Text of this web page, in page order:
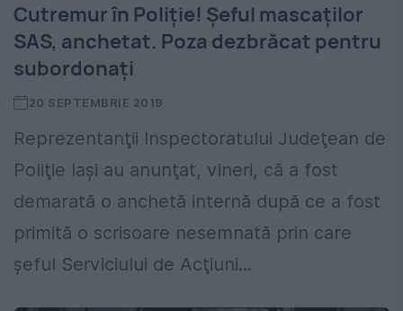
Cutremur în Poliție! Șeful mascaților
SAS, anchetat. Poza dezbrăcat pentru
subordonați
20 SEPTEMBRIE 2019
Reprezentanţii Inspectoratului Judeţean de
Poliţie Iaşi au anunţat, vineri, că a fost
demarată o anchetă internă după ce a fost
primită o scrisoare nesemnată prin care
şeful Serviciului de Acţiuni...